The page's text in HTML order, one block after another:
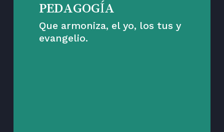
PEDAGOGÍA
Que armoniza, el yo, los tus y
evangelio.